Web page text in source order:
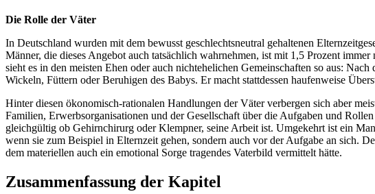
Die Rolle der Väter
In Deutschland wurden mit dem bewusst geschlechtsneutral gehaltenen
Männer, die dieses Angebot auch tatsächlich wahrnehmen, ist mit 1,5 Prozent
sieht es in den meisten Ehen oder auch nichtehelichen Gemeinschaften so aus:
Wickeln, Füttern oder Beruhigen des Babys. Er macht stattdessen haufenweise
Hinter diesen ökonomisch-rationalen Handlungen der Väter verbergen sich aber
Familien, Erwerbsorganisationen und der Gesellschaft über die Aufgaben und
gleichgültig ob Gehirnchirurg oder Klempner, seine Arbeit ist. Umgekehrt ist ein
wenn sie zum Beispiel in Elternzeit gehen, sondern auch vor der Aufgabe an sich.
dem materiellen auch ein emotional Sorge tragendes Vaterbild vermittelt hätte.
Zusammenfassung der Kapitel